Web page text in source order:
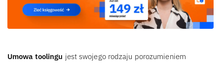
Umowa toolingu jest swojego rodzaju porozumieniem